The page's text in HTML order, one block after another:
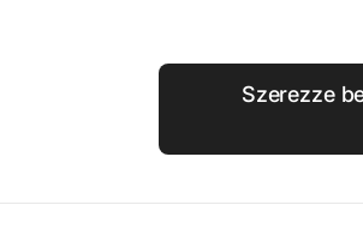
Szerezze